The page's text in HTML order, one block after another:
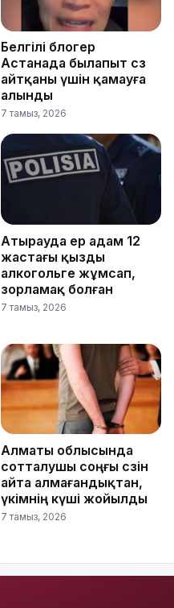
Белгілі блогер
Астанада былапыт сөз
айтқаны үшін қамауға
алынды
7 тамыз, 2026
Атырауда ер адам 12
жастағы қызды
алкогольге жұмсап,
зорламақ болған
7 тамыз, 2026
Алматы облысында
сотталушы соңғы сөзін
айта алмағандықтан,
үкімнің күші жойылды
7 тамыз, 2026